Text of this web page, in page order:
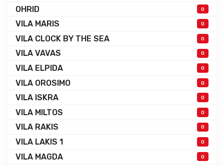
OHRID 0
VILA MARIS 0
VILA CLOCK BY THE SEA 0
VILA VAVAS 0
VILA ELPIDA 0
VILA OROSIMO 0
VILA ISKRA 0
VILA MILTOS 0
VILA RAKIS 0
VILA LAKIS 1 0
VILA MAGDA 0